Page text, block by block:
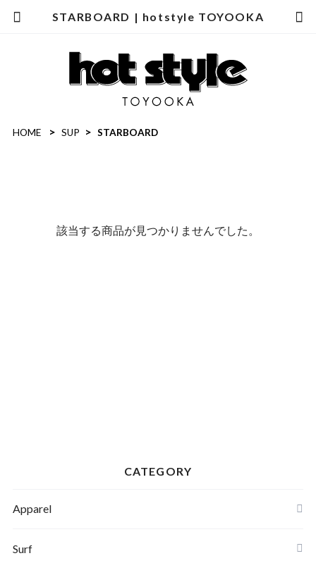
STARBOARD | hotstyle TOYOOKA
HOME SUP STARBOARD
該当する商品が見つかりませんでした。
CATEGORY
Apparel
Banks Journal
Surf